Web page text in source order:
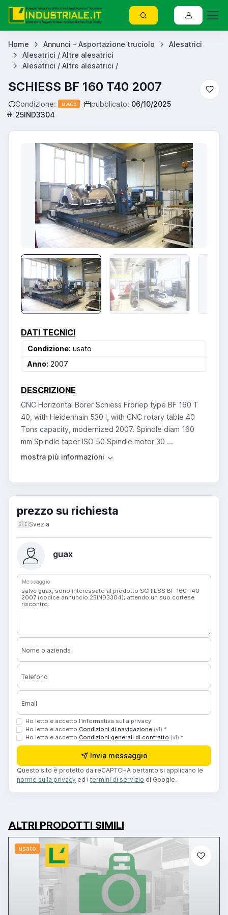
Home Annunci - Asportazione truciolo
Alesatrici
Alesatrici / Altre alesatrici
Alesatrici / Altre alesatrici /
SCHIESS BF 160 T40 2007
Condizione: usato pubblicato: 06/10/2025
25IND3304
DATI TECNICI
Condizione: usato
Anno: 2007
DESCRIZIONE
CNC Horizontal Borer Schiess Froriep type BF 160 T
40, with Heidenhain 530 I, with CNC rotary table 40
Tons capacity, modernized 2007. Spindle diam 160
mm Spindle taper ISO 50 Spindle motor 30 ...
prezzo su richiesta
🇸🇪Svezia
guax
Messaggio
Nome o azienda
Telefono
Email
Ho letto e accetto l’informativa sulla privacy
Ho letto e accetto Condizioni di navigazione (v1) *
Ho letto e accetto Condizioni generali di contratto (v1) *
Invia messaggio
Questo sito è protetto da reCAPTCHA pertanto si applicano le
norme sulla privacy ed i termini di servizio di Google.
ALTRI PRODOTTI SIMILI
usato